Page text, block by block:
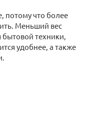
потому что более
Меньший вес
техники,
удобнее, а также